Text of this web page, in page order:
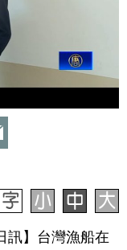
訊】台灣漁船在